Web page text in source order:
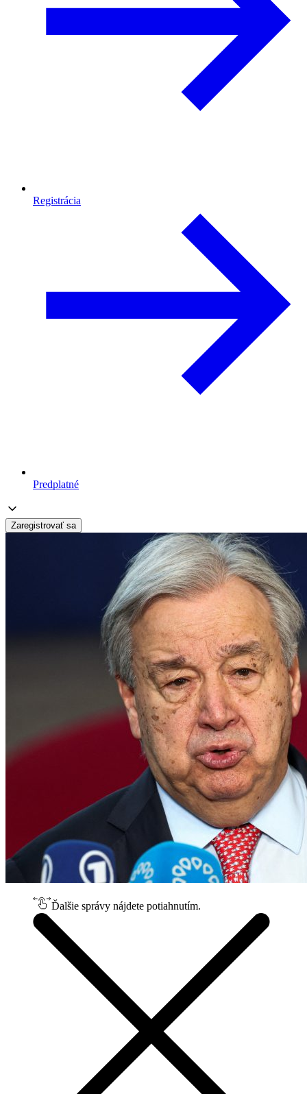
Registrácia
Predplatné
Zaregistrovať sa
Ďalšie správy nájdete potiahnutím.